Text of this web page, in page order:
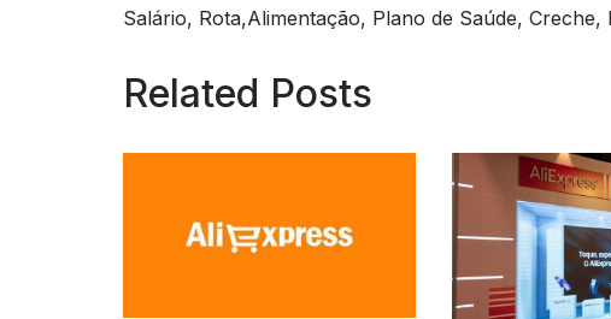
Salário, Rota,Alimentação, Plano de Saúde, Creche,
Related Posts